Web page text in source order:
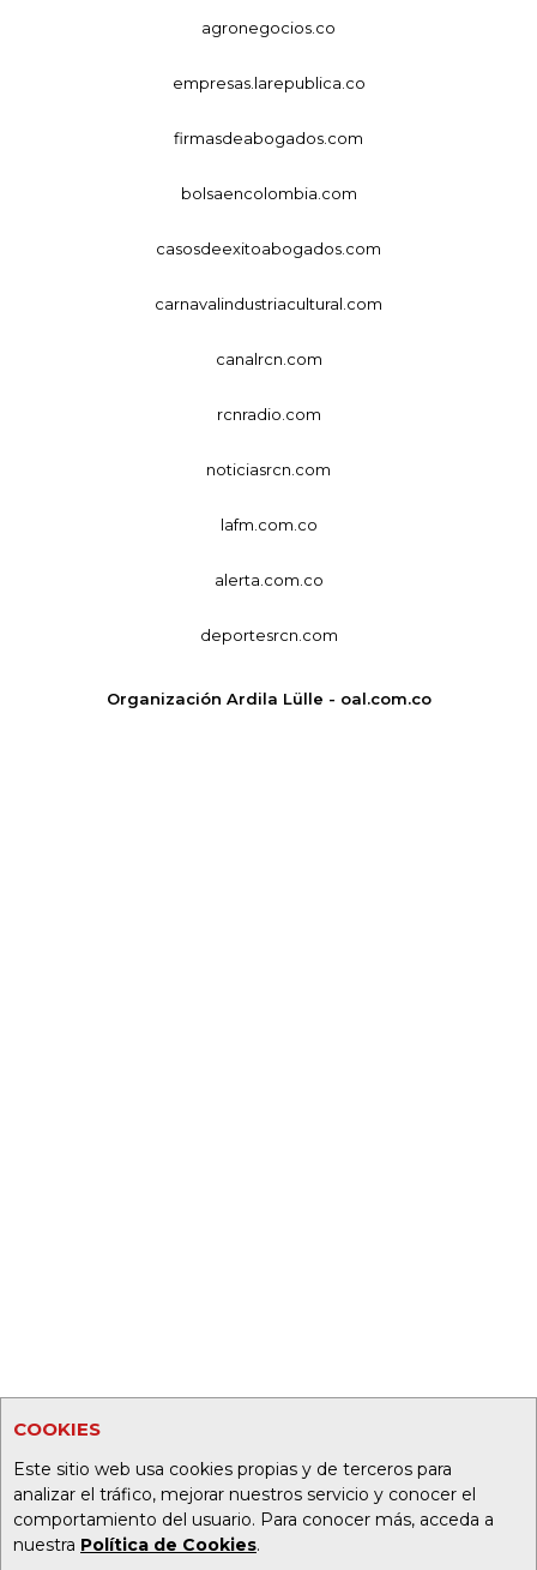
COOKIES
Este sitio web usa cookies propias y de terceros para
analizar el tráfico, mejorar nuestros servicio y conocer el
comportamiento del usuario. Para conocer más, acceda a
nuestra Política de Cookies.
agronegocios.co
empresas.larepublica.co
firmasdeabogados.com
bolsaencolombia.com
casosdeexitoabogados.com
carnavalindustriacultural.com
canalrcn.com
rcnradio.com
noticiasrcn.com
lafm.com.co
alerta.com.co
deportesrcn.com
Organización Ardila Lülle - oal.com.co